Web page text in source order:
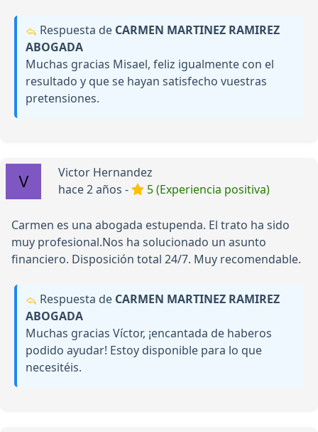
Respuesta de CARMEN MARTINEZ RAMIREZ
ABOGADA
Muchas gracias Misael, feliz igualmente con el
resultado y que se hayan satisfecho vuestras
pretensiones.
Victor Hernandez
hace 2 años -
5 (Experiencia positiva)
Carmen es una abogada estupenda. El trato ha sido
muy profesional.Nos ha solucionado un asunto
financiero. Disposición total 24/7. Muy recomendable.
Respuesta de CARMEN MARTINEZ RAMIREZ
ABOGADA
Muchas gracias Víctor, ¡encantada de haberos
podido ayudar! Estoy disponible para lo que
necesitéis.